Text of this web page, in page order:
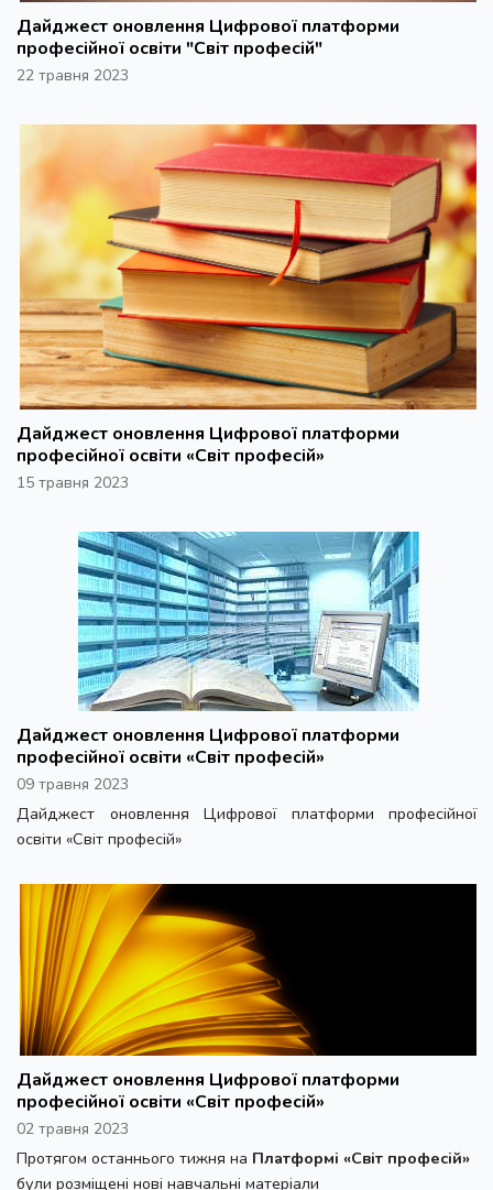
Дайджест оновлення Цифрової платформи
професійної освіти "Світ професій"
22 травня 2023
Дайджест оновлення Цифрової платформи
професійної освіти «Світ професій»
15 травня 2023
Дайджест оновлення Цифрової платформи
професійної освіти «Світ професій»
09 травня 2023
Дайджест оновлення Цифрової платформи професійної
освіти «Світ професій»
Дайджест оновлення Цифрової платформи
професійної освіти «Світ професій»
02 травня 2023
Протягом останнього тижня на Платформі «Світ професій»
були розміщені нові навчальні матеріали